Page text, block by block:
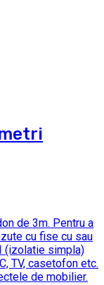
de 3m. Pentru a
cu fise cu sau
(izolatie simpla)
TV, casetofon etc.
de mobilier.